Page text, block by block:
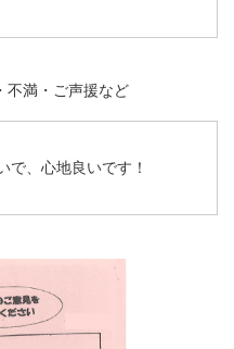
不満・ご声援など
で、心地良いです！